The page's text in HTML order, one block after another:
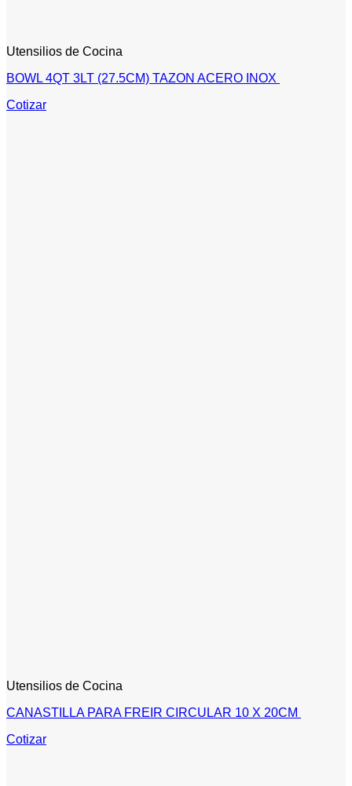
Utensilios de Cocina
BOWL 4QT 3LT (27.5CM) TAZON ACERO INOX
Cotizar
Utensilios de Cocina
CANASTILLA PARA FREIR CIRCULAR 10 X 20CM
Cotizar